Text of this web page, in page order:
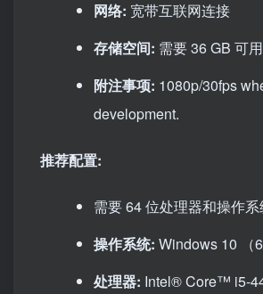
网络: 宽带互联网连接
存储空间: 需要 36 GB 可
附注事项: 1080p/30fps
development.
推荐配置:
需要 64 位处理器和操作
操作系统: Windows 10 （
处理器: Intel® Core™ i5-